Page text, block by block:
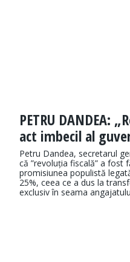
PETRU DANDEA:
act imbecil al
Petru Dandea, secretarul
că ”revoluția fiscală” a fost
promisiunea populistă
25%, ceea ce a dus la
exclusiv în seama